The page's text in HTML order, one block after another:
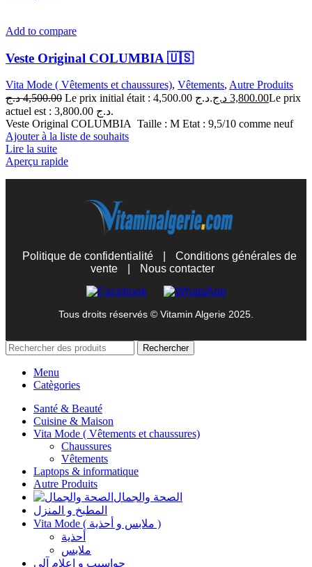
Add to compare
Veste Original COLUMBIA 🇺🇸
Vita Mode ( Vêtements et chaussures), Vêtements, Autre Produits
4,500.00 د.ج Le prix initial était : 4,500.00 د.ج. 3,800.00 د.ج
Le prix
actuel est : 3,800.00 د.ج.
Veste Original COLUMBIA Taille : M Etat : 9,5/10 comme neuf
Ajouter à la liste de souhaits
Lire la suite
Aperçu rapide
Politique de confidentialité
Conditions générales de
vente
Nous contacter
Tous droits réservés © Vitamin Algerie 2025.
Rechercher
Menu
Catègories
Santé & Beauté
Cuisine & Maison
Vita Mode ( Vêtements et chaussures)
Chaussures
Vêtements
Laptops & informatique
Autre Produits
الصحة والجمال
المطبخ و المنزل
Vita Mode ( ملابس و أحذية )
أحذية
ملابس
حواسيب و إعلام آلي